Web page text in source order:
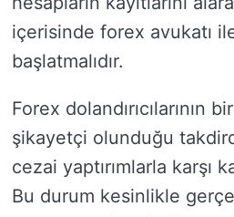
içerisinde forex avukatı
başlatmalıdır.
Forex dolandırıcılarının
şikayetçi olunduğu
cezai yaptırımlarla karşı
Bu durum kesinlikle